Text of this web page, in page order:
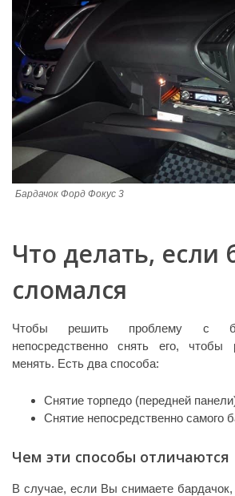
Бардачок Форд Фокус 3
Что делать, если
сломался
Чтобы решить проблему с
непосредственно снять его, чтобы
менять. Есть два способа:
Снятие торпедо (передней
Снятие непосредственно самого
Чем эти способы отличаются
В случае, если Вы снимаете бардачок,